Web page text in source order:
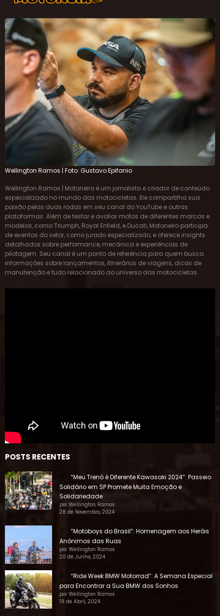
Wellington Ramos | Foto: Gustavo Epifanio
Wellington Ramos | Motoneiro é um jornalista e criador de conteúdo
especializado no mundo das motocicletas. Ele compartilha sua
paixão pelas duas rodas em seu canal do YouTube e outras
plataformas. Além de testar e avaliar motos de diferentes marcas e
modelos, como Triumph, Royal Enfield, e Ducati, Motoneiro participa
de eventos do setor, como jurado especializado, e oferece insights
detalhados sobre performance, mecânica e experiências de
pilotagem. Seu canal é um ponto de referência para quem busca
informações sobre lançamentos, itinerários de viagens, dicas de
manutenção e tudo relacionado ao universo das motocicletas.
POSTS RECENTES
“Meu Trenó é Diferente Kawasaki 2024”: Passeio
Solidário em SP Promete Muita Emoção e
Solidariedade
por Wellington Ramos
28 de Novembro, 2024
“Motoboys do Brasil”: Homenagem aos Heróis
Anônimos das Ruas
por Wellington Ramos
20 de Junho, 2024
“Ride Week BMW Motorrad”: A Semana Especial
para Encontrar a Sua BMW dos Sonhos
por Wellington Ramos
19 de Abril, 2024